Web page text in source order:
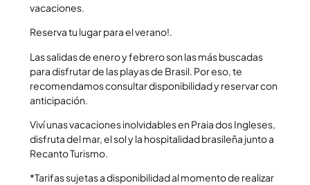
vacaciones.
Reserva tu lugar para el verano!.
Las salidas de enero y febrero son las más buscadas
para disfrutar de las playas de Brasil. Por eso, te
recomendamos consultar disponibilidad y reservar con
anticipación.
Viví unas vacaciones inolvidables en Praia dos Ingleses,
disfruta del mar, el sol y la hospitalidad brasileña junto a
Recanto Turismo.
*Tarifas sujetas a disponibilidad al momento de realizar